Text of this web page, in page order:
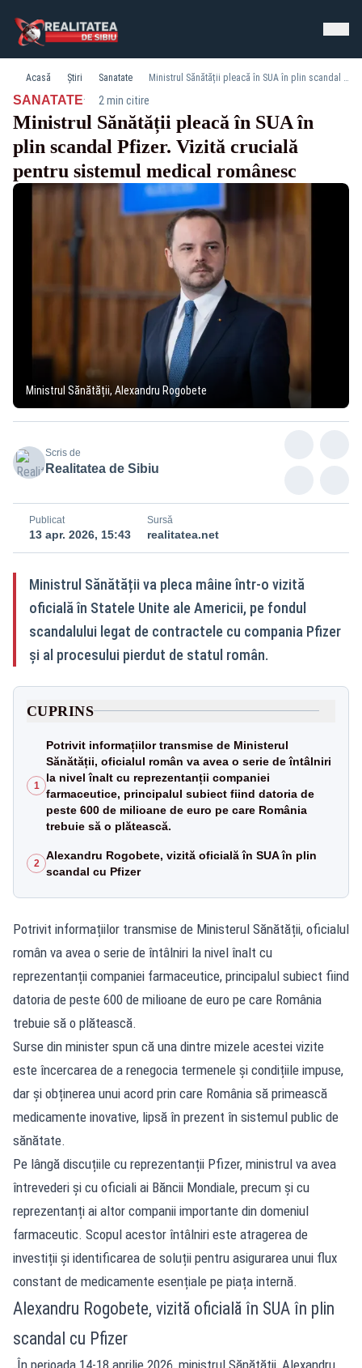
Acasă Știri Sanatate Ministrul Sănătății pleacă în SUA în plin scandal Pfizer. Vizită crucială pentru sistemul medical românesc
SANATATE· 2 min citire
Ministrul Sănătății pleacă în SUA în
plin scandal Pfizer. Vizită crucială
pentru sistemul medical românesc
Ministrul Sănătății, Alexandru Rogobete
Scris de
Realitatea de Sibiu
Publicat
13 apr. 2026, 15:43
Sursă
realitatea.net
Ministrul Sănătății va pleca mâine într-o vizită
oficială în Statele Unite ale Americii, pe fondul
scandalului legat de contractele cu compania Pfizer
și al procesului pierdut de statul român.
CUPRINS
1
Potrivit informațiilor transmise de Ministerul
Sănătății, oficialul român va avea o serie de întâlniri
la nivel înalt cu reprezentanții companiei
farmaceutice, principalul subiect fiind datoria de
peste 600 de milioane de euro pe care România
trebuie să o plătească.
2
Alexandru Rogobete, vizită oficială în SUA în plin
scandal cu Pfizer
Potrivit informațiilor transmise de Ministerul Sănătății, oficialul
român va avea o serie de întâlniri la nivel înalt cu
reprezentanții companiei farmaceutice, principalul subiect fiind
datoria de peste 600 de milioane de euro pe care România
trebuie să o plătească.
Surse din minister spun că una dintre mizele acestei vizite
este încercarea de a renegocia termenele și condițiile impuse,
dar și obținerea unui acord prin care România să primească
medicamente inovative, lipsă în prezent în sistemul public de
sănătate.
Pe lângă discuțiile cu reprezentanții Pfizer, ministrul va avea
întrevederi și cu oficiali ai Băncii Mondiale, precum și cu
reprezentanți ai altor companii importante din domeniul
farmaceutic. Scopul acestor întâlniri este atragerea de
investiții și identificarea de soluții pentru asigurarea unui flux
constant de medicamente esențiale pe piața internă.
Alexandru Rogobete, vizită oficială în SUA în plin
scandal cu Pfizer
„În perioada 14-18 aprilie 2026, ministrul Sănătății, Alexandru